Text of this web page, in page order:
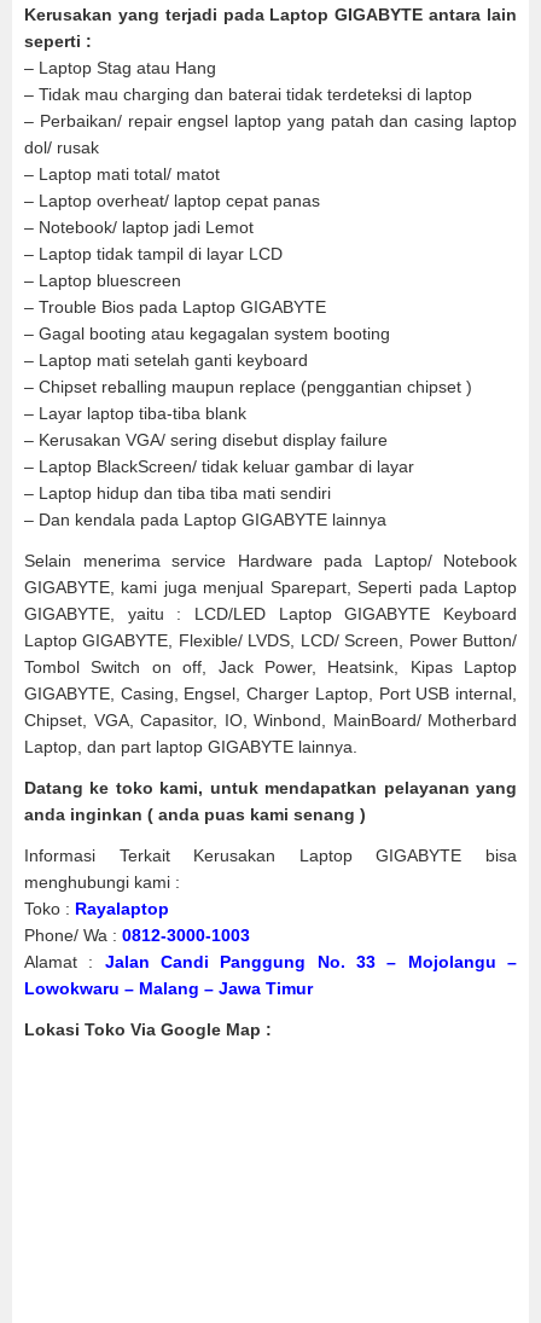
Kerusakan yang terjadi pada Laptop GIGABYTE antara lain
seperti :
– Laptop Stag atau Hang
– Tidak mau charging dan baterai tidak terdeteksi di laptop
– Perbaikan/ repair engsel laptop yang patah dan casing laptop
dol/ rusak
– Laptop mati total/ matot
– Laptop overheat/ laptop cepat panas
– Notebook/ laptop jadi Lemot
– Laptop tidak tampil di layar LCD
– Laptop bluescreen
– Trouble Bios pada Laptop GIGABYTE
– Gagal booting atau kegagalan system booting
– Laptop mati setelah ganti keyboard
– Chipset reballing maupun replace (penggantian chipset )
– Layar laptop tiba-tiba blank
– Kerusakan VGA/ sering disebut display failure
– Laptop BlackScreen/ tidak keluar gambar di layar
– Laptop hidup dan tiba tiba mati sendiri
– Dan kendala pada Laptop GIGABYTE lainnya
Selain menerima service Hardware pada Laptop/ Notebook
GIGABYTE, kami juga menjual Sparepart, Seperti pada Laptop
GIGABYTE, yaitu : LCD/LED Laptop GIGABYTE Keyboard
Laptop GIGABYTE, Flexible/ LVDS, LCD/ Screen, Power Button/
Tombol Switch on off, Jack Power, Heatsink, Kipas Laptop
GIGABYTE, Casing, Engsel, Charger Laptop, Port USB internal,
Chipset, VGA, Capasitor, IO, Winbond, MainBoard/ Motherbard
Laptop, dan part laptop GIGABYTE lainnya.
Datang ke toko kami, untuk mendapatkan pelayanan yang
anda inginkan ( anda puas kami senang )
Informasi Terkait Kerusakan Laptop GIGABYTE bisa
menghubungi kami :
Toko : Rayalaptop
Phone/ Wa : 0812-3000-1003
Alamat : Jalan Candi Panggung No. 33 – Mojolangu –
Lowokwaru – Malang – Jawa Timur
Lokasi Toko Via Google Map :